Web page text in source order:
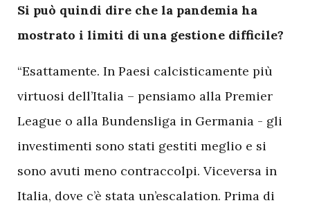
Si può quindi dire che la pandemia ha
mostrato i limiti di una gestione difficile?
“Esattamente. In Paesi calcisticamente più
virtuosi dell’Italia – pensiamo alla Premier
League o alla Bundensliga in Germania - gli
investimenti sono stati gestiti meglio e si
sono avuti meno contraccolpi. Viceversa in
Italia, dove c’è stata un’escalation. Prima di